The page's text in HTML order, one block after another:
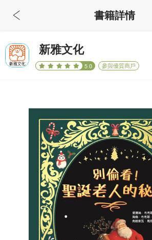
新雅文化
5.0 參與優質商戶
書籍詳情